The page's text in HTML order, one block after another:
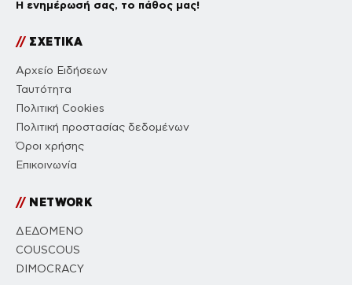
Η ενημέρωσή σας, το πάθος μας!
//ΣΧΕΤΙΚΑ
Αρχείο Ειδήσεων
Ταυτότητα
Πολιτική Cookies
Πολιτική προστασίας δεδομένων
Όροι χρήσης
Επικοινωνία
//NETWORK
ΔΕΔΟΜΕΝΟ
COUSCOUS
DIMOCRACY